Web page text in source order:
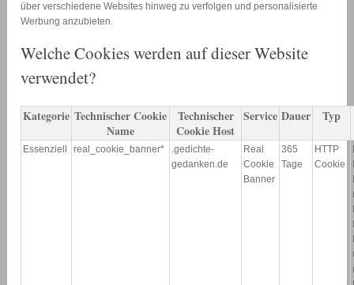
über verschiedene Websites hinweg zu verfolgen und personalisierte
Werbung anzubieten.
Welche Cookies werden auf dieser Website
verwendet?
Kategorie Technischer Cookie
Name
Technischer
Cookie Host
Service Dauer Typ
Essenziell real_cookie_banner*
.gedichte-
gedanken.de
Real
Cookie
Banner
365
Tage
HTTP
Cookie